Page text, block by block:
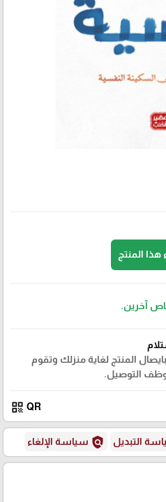
هذا المنتج
آخرين.
المنتج لغاية منزلك وتقوم
التوصيل.
QR
qr_code
التبديل policy سياسة الإلغاء